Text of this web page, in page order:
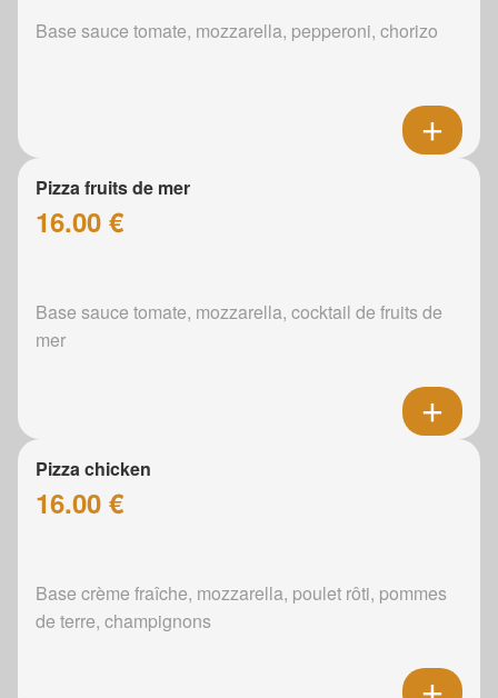
Base sauce tomate, mozzarella, pepperoni, chorizo
Pizza fruits de mer
16.00 €
Base sauce tomate, mozzarella, cocktail de fruits de
mer
Pizza chicken
16.00 €
Base crème fraîche, mozzarella, poulet rôti, pommes
de terre, champignons